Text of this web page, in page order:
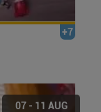
+7
07 - 11 AUG